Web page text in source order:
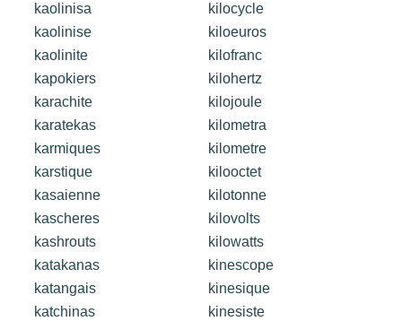
kaolinisa
kaolinise
kaolinite
kapokiers
karachite
karatekas
karmiques
karstique
kasaienne
kascheres
kashrouts
katakanas
katangais
katchinas
kilocycle
kiloeuros
kilofranc
kilohertz
kilojoule
kilometra
kilometre
kilooctet
kilotonne
kilovolts
kilowatts
kinescope
kinesique
kinesiste